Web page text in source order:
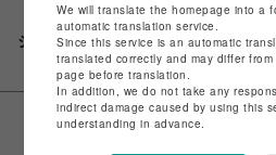
シェアする
We will translate the homepage into a
automatic translation service.
Since this service is an automatic
translated correctly and may differ
page before translation.
In addition, we do not take any
indirect damage caused by using this
understanding in advance.